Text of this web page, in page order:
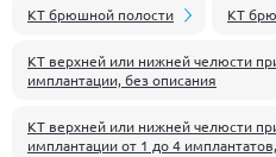
КТ брюшной полости КТ
КТ верхней или нижней челюсти
имплантации, без описания
КТ верхней или нижней челюсти
имплантации от 1 до 4